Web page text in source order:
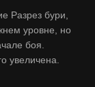
Разрез бури,
уровне, но
боя.
увеличена.